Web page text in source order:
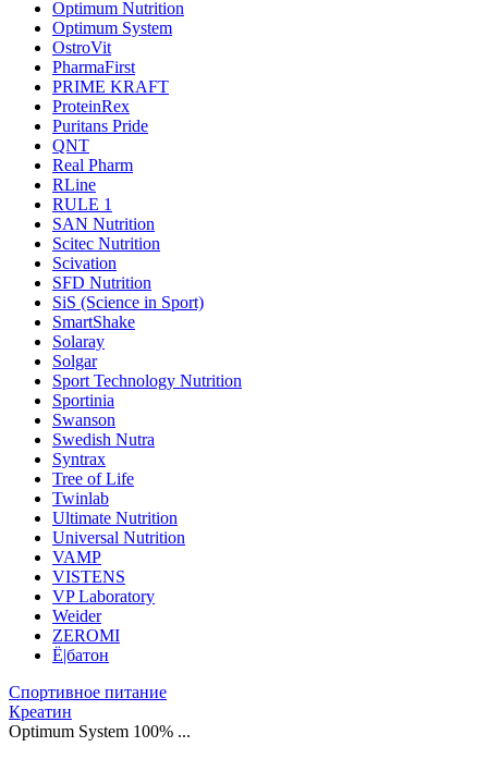
Optimum Nutrition
Optimum System
OstroVit
PharmaFirst
PRIME KRAFT
ProteinRex
Puritans Pride
QNT
Real Pharm
RLine
RULE 1
SAN Nutrition
Scitec Nutrition
Scivation
SFD Nutrition
SiS (Science in Sport)
SmartShake
Solaray
Solgar
Sport Technology Nutrition
Sportinia
Swanson
Swedish Nutra
Syntrax
Tree of Life
Twinlab
Ultimate Nutrition
Universal Nutrition
VAMP
VISTENS
VP Laboratory
Weider
ZEROMI
Ё|батон
Спортивное питание
Креатин
Optimum System 100% ...